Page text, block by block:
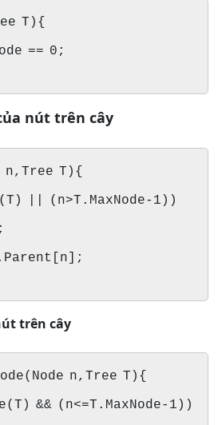
T){
== 0;
nút trên cây
n,Tree T){
|| (n>T.MaxNode-1))
trên cây
n,Tree T){
&& (n<=T.MaxNode-1))